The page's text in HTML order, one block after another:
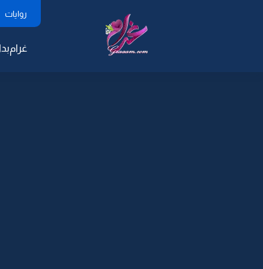
روايات
غرام